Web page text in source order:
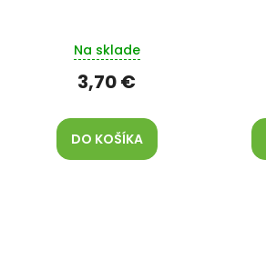
Na sklade
3,70 €
DO KOŠÍKA